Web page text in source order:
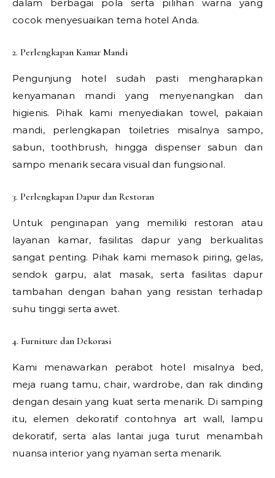
dalam berbagai pola serta pilihan warna yang
cocok menyesuaikan tema hotel Anda.
2. Perlengkapan Kamar Mandi
Pengunjung hotel sudah pasti mengharapkan
kenyamanan mandi yang menyenangkan dan
higienis. Pihak kami menyediakan towel, pakaian
mandi, perlengkapan toiletries misalnya sampo,
sabun, toothbrush, hingga dispenser sabun dan
sampo menarik secara visual dan fungsional.
3. Perlengkapan Dapur dan Restoran
Untuk penginapan yang memiliki restoran atau
layanan kamar, fasilitas dapur yang berkualitas
sangat penting. Pihak kami memasok piring, gelas,
sendok garpu, alat masak, serta fasilitas dapur
tambahan dengan bahan yang resistan terhadap
suhu tinggi serta awet.
4. Furniture dan Dekorasi
Kami menawarkan perabot hotel misalnya bed,
meja ruang tamu, chair, wardrobe, dan rak dinding
dengan desain yang kuat serta menarik. Di samping
itu, elemen dekoratif contohnya art wall, lampu
dekoratif, serta alas lantai juga turut menambah
nuansa interior yang nyaman serta menarik.